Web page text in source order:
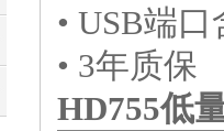
• USB端
• 3年质保
HD755低